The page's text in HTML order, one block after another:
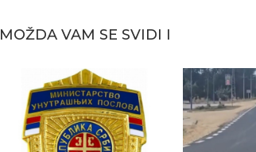
MOŽDA VAM SE SVIDI I